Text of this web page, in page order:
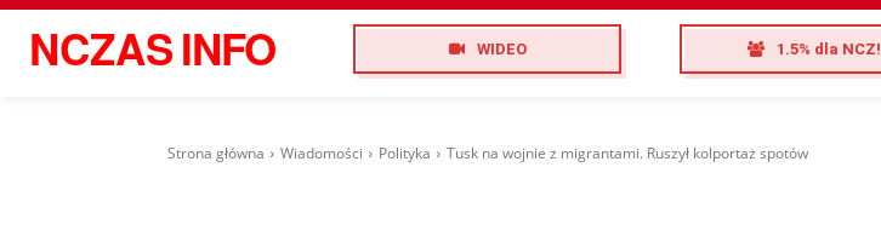
NCZASINFO WIDEO 1.5% dla NCZ!
Strona główna Wiadomości Polityka Tusk na wojnie z migrantami. Ruszył kolportaż spotów